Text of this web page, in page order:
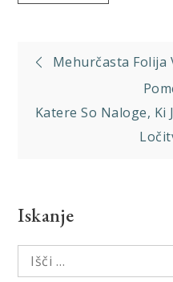
Navigacija
prispevka
Mehurčasta Folija
Katere So Naloge, Ki
Iskanje
Išči: